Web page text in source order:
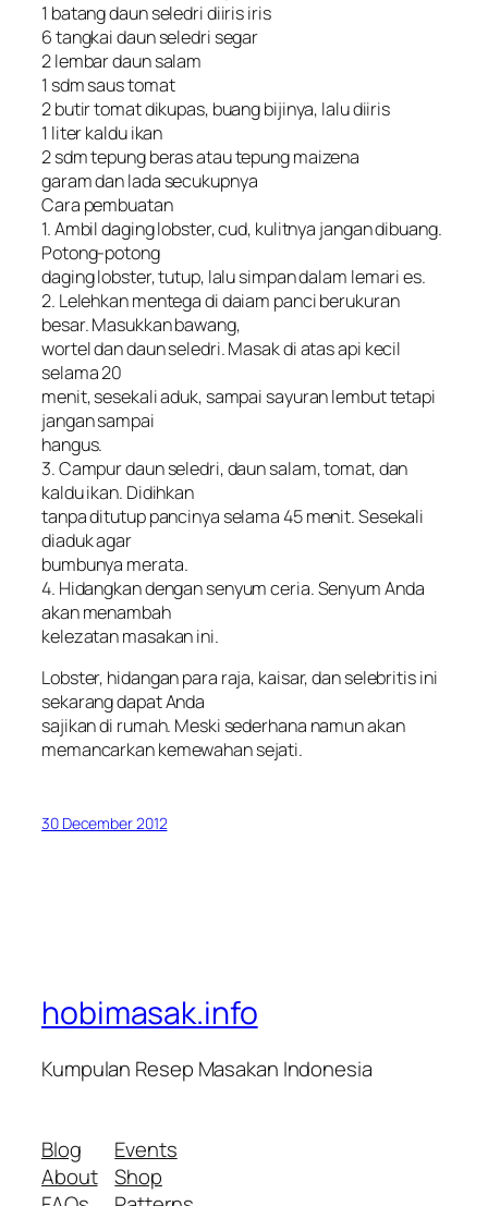
1 batang daun seledri diiris iris
6 tangkai daun seledri segar
2 lembar daun salam
1 sdm saus tomat
2 butir tomat dikupas, buang bijinya, lalu diiris
1 liter kaldu ikan
2 sdm tepung beras atau tepung maizena
garam dan lada secukupnya
Cara pembuatan
1. Ambil daging lobster, cud, kulitnya jangan dibuang.
Potong-potong
daging lobster, tutup, lalu simpan dalam lemari es.
2. Lelehkan mentega di daiam panci berukuran
besar. Masukkan bawang,
wortel dan daun seledri. Masak di atas api kecil
selama 20
menit, sesekali aduk, sampai sayuran lembut tetapi
jangan sampai
hangus.
3. Campur daun seledri, daun salam, tomat, dan
kaldu ikan. Didihkan
tanpa ditutup pancinya selama 45 menit. Sesekali
diaduk agar
bumbunya merata.
4. Hidangkan dengan senyum ceria. Senyum Anda
akan menambah
kelezatan masakan ini.
Lobster, hidangan para raja, kaisar, dan selebritis ini
sekarang dapat Anda
sajikan di rumah. Meski sederhana namun akan
memancarkan kemewahan sejati.
30 December 2012
hobimasak.info
Kumpulan Resep Masakan Indonesia
Blog
About
Events
Shop